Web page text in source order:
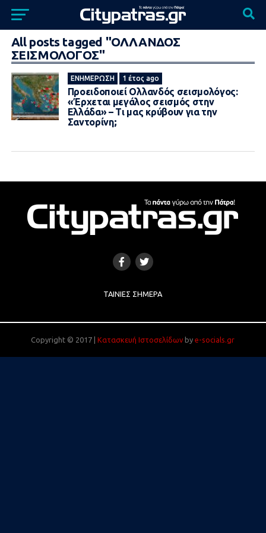
All posts tagged "ΟΛΛΑΝΔΟΣ
ΣΕΙΣΜΟΛΟΓΟΣ"
ΕΝΗΜΈΡΩΣΗ 1 έτος ago
Προειδοποιεί Ολλανδός σεισμολόγος:
«Έρχεται μεγάλος σεισμός στην
Ελλάδα» – Τι μας κρύβουν για την
Σαντορίνη;
ΤΑΙΝΊΕΣ ΣΉΜΕΡΑ
Copyright © 2017 |Κατασκευή Ιστοσελίδων bye-socials.gr